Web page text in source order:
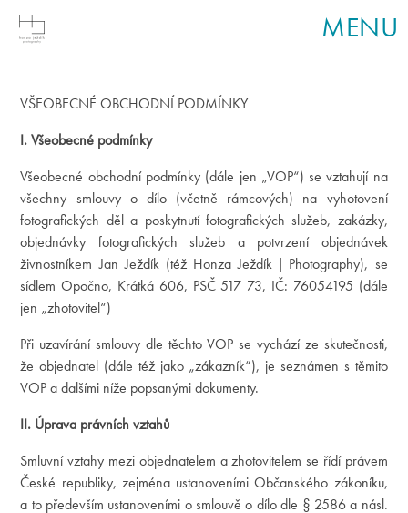
MENU
VŠEOBECNÉ OBCHODNÍ PODMÍNKY
I. Všeobecné podmínky
Všeobecné obchodní podmínky (dále jen „VOP“) se vztahují na
všechny smlouvy o dílo (včetně rámcových) na vyhotovení
fotografických děl a poskytnutí fotografických služeb, zakázky,
objednávky fotografických služeb a potvrzení objednávek
živnostníkem Jan Ježdík (též Honza Ježdík | Photography), se
sídlem Opočno, Krátká 606, PSČ 517 73, IČ: 76054195 (dále
jen „zhotovitel“)
Při uzavírání smlouvy dle těchto VOP se vychází ze skutečnosti,
že objednatel (dále též jako „zákazník“), je seznámen s těmito
VOP a dalšími níže popsanými dokumenty.
II. Úprava právních vztahů
Smluvní vztahy mezi objednatelem a zhotovitelem se řídí právem
České republiky, zejména ustanoveními Občanského zákoníku,
a to především ustanoveními o smlouvě o dílo dle § 2586 a násl.